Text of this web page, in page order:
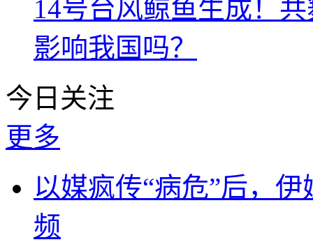
14号台风鲸鱼生成！
影响我国吗？
今日关注
更多
以媒疯传“病危”后，
频